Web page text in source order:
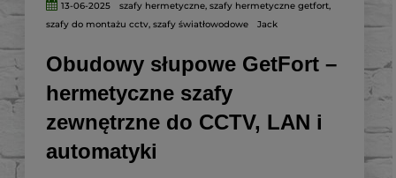
13-06-2025 szafy hermetyczne,szafy hermetyczne getfort,
szafy do montażu cctv, szafy światłowodowe Jack
Obudowy słupowe GetFort –
hermetyczne szafy
zewnętrzne do CCTV, LAN i
automatyki